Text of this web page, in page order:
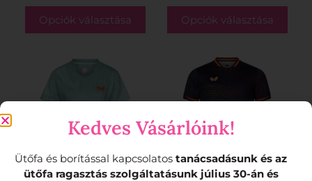
Opciók választása Opciók választása
Kedves Vásárlóink!
Ütőfa és borítással kapcsolatos tanácsadásunk és az
ütőfa ragasztás szolgáltatásunk július 30-án és